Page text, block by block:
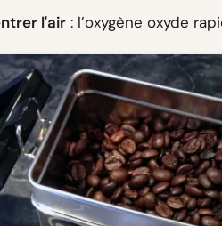
l'air : l’oxygène oxyde